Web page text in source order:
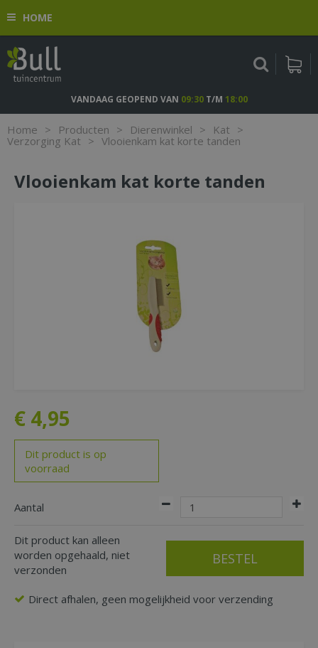
n
o
HOME
Home > Producten > Dierenwinkel > Kat >
Verzorging Kat > Vlooienkam kat korte tanden
VANDAAG GEOPEND VAN 09:30T/M 18:00
Vlooienkam kat korte tanden
€ 4,95
Dit product is op
voorraad
Aantal
Dit product kan alleen
worden opgehaald, niet
verzonden
Direct afhalen, geen mogelijkheid voor verzending